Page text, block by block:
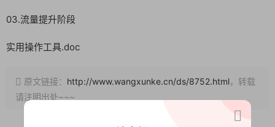
03.流量提升阶段
实用操作工具.doc
原文链接： http://www.wangxunke.cn/ds/8752.html，转载
请注明出处~~~